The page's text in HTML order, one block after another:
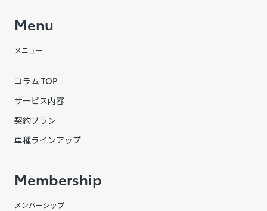
Menu
メニュー
コラム TOP
サービス内容
契約プラン
車種ラインアップ
Membership
メンバーシップ